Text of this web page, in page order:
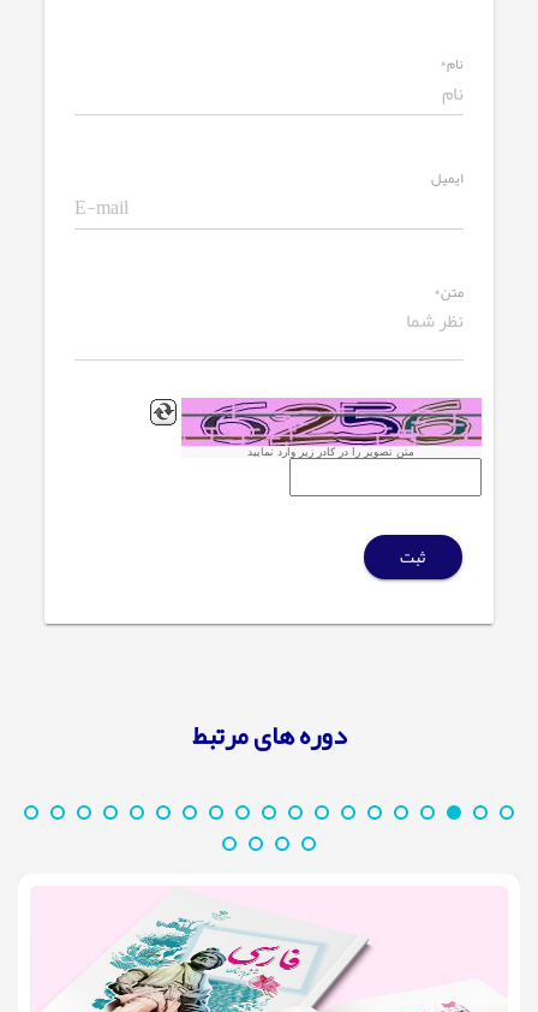
نام*
ایمیل
متن*
متن تصویر را در کادر زیر وارد نمایید
ثبت
دوره های مرتبط